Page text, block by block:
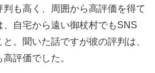
も高く、周囲から高評価を得て
自宅から遠い御杖村でもSNS
。聞いた話ですが彼の評判は、
評価でした。